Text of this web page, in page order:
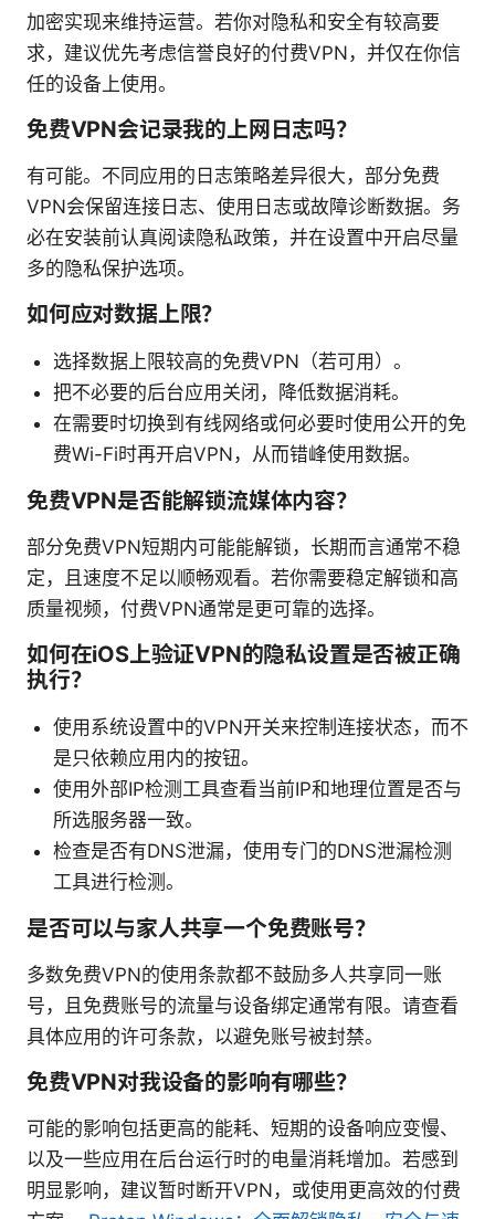
加密实现来维持运营。若你对隐私和安全有较高要
求，建议优先考虑信誉良好的付费VPN，并仅在你信
任的设备上使用。
免费VPN会记录我的上网日志吗？
有可能。不同应用的日志策略差异很大，部分免费
VPN会保留连接日志、使用日志或故障诊断数据。务
必在安装前认真阅读隐私政策，并在设置中开启尽量
多的隐私保护选项。
如何应对数据上限？
选择数据上限较高的免费VPN（若可用）。
把不必要的后台应用关闭，降低数据消耗。
在需要时切换到有线网络或何必要时使用公开的免
费Wi-Fi时再开启VPN，从而错峰使用数据。
免费VPN是否能解锁流媒体内容？
部分免费VPN短期内可能能解锁，长期而言通常不稳
定，且速度不足以顺畅观看。若你需要稳定解锁和高
质量视频，付费VPN通常是更可靠的选择。
如何在iOS上验证VPN的隐私设置是否被正确
执行？
使用系统设置中的VPN开关来控制连接状态，而不
是只依赖应用内的按钮。
使用外部IP检测工具查看当前IP和地理位置是否与
所选服务器一致。
检查是否有DNS泄漏，使用专门的DNS泄漏检测
工具进行检测。
是否可以与家人共享一个免费账号？
多数免费VPN的使用条款都不鼓励多人共享同一账
号，且免费账号的流量与设备绑定通常有限。请查看
具体应用的许可条款，以避免账号被封禁。
免费VPN对我设备的影响有哪些？
可能的影响包括更高的能耗、短期的设备响应变慢、
以及一些应用在后台运行时的电量消耗增加。若感到
明显影响，建议暂时断开VPN，或使用更高效的付费